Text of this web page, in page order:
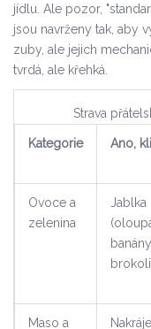
jídlu. Ale pozor,
jsou navrženy tak, aby
zuby, ale jejich
tvrdá, ale křehká.
Strava
Kategorie Ano,
Ovoce a
zelenina
Jablka
banány,
Maso a